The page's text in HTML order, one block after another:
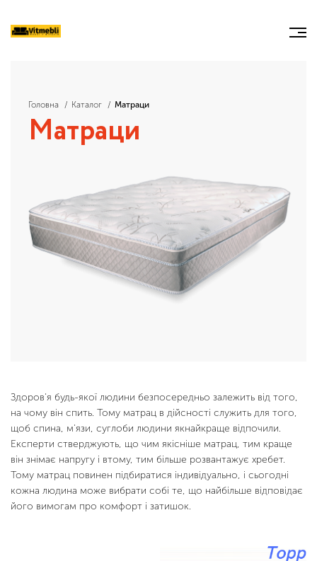
Головна Каталог Матраци
Матраци
Здоров'я будь-якої людини безпосередньо залежить від того,
на чому він спить. Тому матрац в дійсності служить для того,
щоб спина, м'язи, суглоби людини якнайкраще відпочили.
Експерти стверджують, що чим якісніше матрац, тим краще
він знімає напругу і втому, тим більше розвантажує хребет.
Тому матрац повинен підбиратися індивідуально, і сьогодні
кожна людина може вибрати собі те, що найбільше відповідає
його вимогам про комфорт і затишок.